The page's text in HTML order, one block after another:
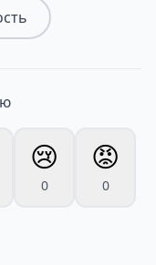
😢
0
😡
0